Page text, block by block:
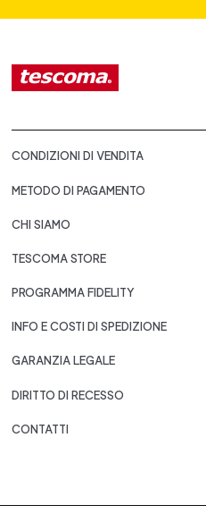
CONDIZIONI DI VENDITA
METODO DI PAGAMENTO
CHI SIAMO
TESCOMA STORE
PROGRAMMA FIDELITY
INFO E COSTI DI SPEDIZIONE
GARANZIA LEGALE
DIRITTO DI RECESSO
CONTATTI